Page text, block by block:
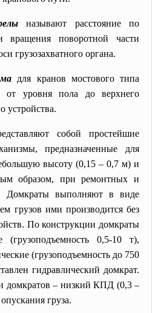
называют расстояние по
вращения поворотной части
грузозахватного органа.
для кранов мостового типа
от уровня пола до верхнего
устройства.
собой простейшие
предназначенные для
высоту (0,15 – 0,7 м) и
образом, при ремонтных и
Домкраты выполняют в виде
грузов ими производится без
По конструкции домкраты
(грузоподъемность 0,5-10 т),
(грузоподъемность до 750
гидравлический домкрат.
домкратов – низкий КПД (0,3 –
груза.